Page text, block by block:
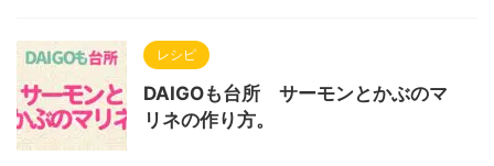
レシピ
DAIGOも台所 サーモンとかぶのマ
リネの作り方。